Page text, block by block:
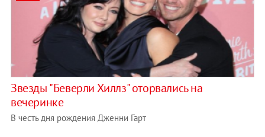
Звезды "Беверли Хиллз" оторвались на
вечеринке
В честь дня рождения Дженни Гарт